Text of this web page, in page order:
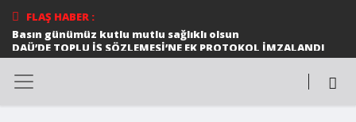
FLAŞ HABER :
Basın günümüz kutlu mutlu sağlıklı olsun
DAÜ’DE TOPLU İŞ SÖZLEMESİ’NE EK PROTOKOL İMZALANDI
Ortak konser
Halk dansları gösterileri beğeni topladı
DAÜ MİMARLIK FAKÜLTESİ ÖĞRETİM ÜYESİ PROF. DR.